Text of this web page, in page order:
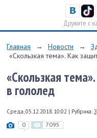
Дружите с
Главная → Новости →
«Скользкая тема». Как
«Скользкая
в гололед
Среда, 05.12.2018 10:02 | Рубрика:
0 7095